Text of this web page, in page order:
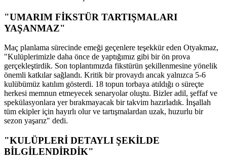
"UMARIM FİKSTÜR TARTIŞMALARI
YAŞANMAZ"
Maç planlama sürecinde emeği geçenlere teşekkür eden Otyakmaz,
"Kulüplerimizle daha önce de yaptığımız gibi bir ön prova
gerçekleştirdik. Son toplantımızda fikstürün şekillenmesine yönelik
önemli katkılar sağlandı. Kritik bir provaydı ancak yalnızca 5-6
kulübümüz katılım gösterdi. 18 topun torbaya atıldığı o süreçte
herkesi memnun etmeyecek senaryolar oluştu. Bizler adil, şeffaf ve
spekülasyonlara yer bırakmayacak bir takvim hazırladık. İnşallah
tüm ekipler için hayırlı olur ve tartışmalardan uzak, huzurlu bir
sezon yaşarız" dedi.
"KULÜPLERİ DETAYLI ŞEKİLDE
BİLGİLENDİRDİK"